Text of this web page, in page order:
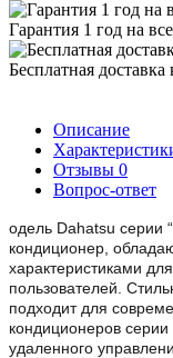
Гарантия 1 год на
Бесплатная
Описание
Отзывы 0
Вопрос-ответ
одель Dahatsu серии
кондиционер,
характеристиками
пользователей.
подходит для
кондиционеров серии
удаленного